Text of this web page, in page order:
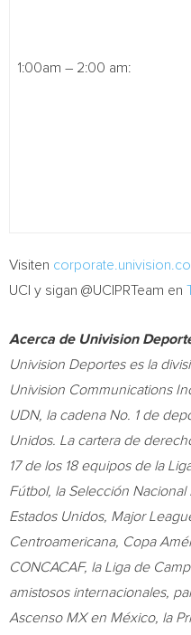
1:00am – 2:00 am:
Visiten
UCI y sigan @UCIPRTeam en
Acerca de Univision
Univision Deportes es la
Univision Communications
UDN, la cadena No. 1 de
Unidos. La cartera de
17 de los 18 equipos de la
Fútbol, la Selección
Estados Unidos, Major
Centroamericana, Copa
CONCACAF, la Liga de
amistosos internacionales,
Ascenso MX en México, la